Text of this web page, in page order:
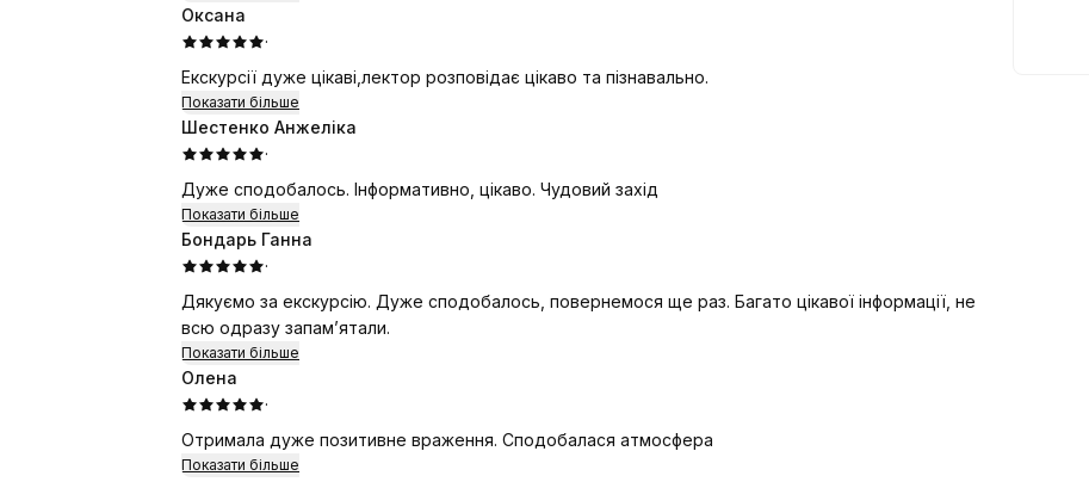
Оксана
·
Екскурсії дуже цікаві,лектор розповідає цікаво та пізнавально.
Показати більше
Шестенко Анжеліка
·
Дуже сподобалось. Інформативно, цікаво. Чудовий захід
Показати більше
Бондарь Ганна
·
Дякуємо за екскурсію. Дуже сподобалось, повернемося ще раз. Багато цікавої інформації, не
всю одразу запамʼятали.
Показати більше
Олена
·
Отримала дуже позитивне враження. Сподобалася атмосфера
Показати більше